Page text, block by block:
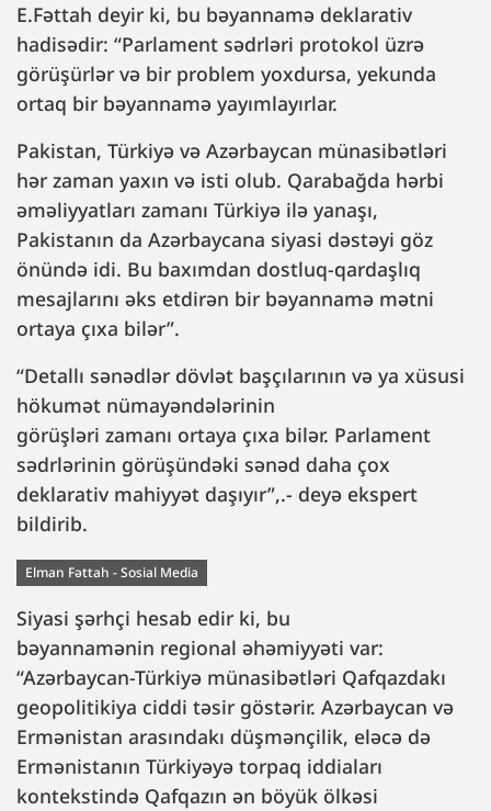
E.Fəttah deyir ki, bu bəyannamə deklarativ
hadisədir: “Parlament sədrləri protokol üzrə
görüşürlər və bir problem yoxdursa, yekunda
ortaq bir bəyannamə yayımlayırlar.
Pakistan, Türkiyə və Azərbaycan münasibətləri
hər zaman yaxın və isti olub. Qarabağda hərbi
əməliyyatları zamanı Türkiyə ilə yanaşı,
Pakistanın da Azərbaycana siyasi dəstəyi göz
önündə idi. Bu baxımdan dostluq-qardaşlıq
mesajlarını əks etdirən bir bəyannamə mətni
ortaya çıxa bilər”.
“Detallı sənədlər dövlət başçılarının və ya xüsusi
hökumət nümayəndələrinin
görüşləri zamanı ortaya çıxa bilər. Parlament
sədrlərinin görüşündəki sənəd daha çox
deklarativ mahiyyət daşıyır”,.- deyə ekspert
bildirib.
Elman Fəttah - Sosial Media
Siyasi şərhçi hesab edir ki, bu
bəyannamənin regional əhəmiyyəti var:
“Azərbaycan-Türkiyə münasibətləri Qafqazdakı
geopolitikiya ciddi təsir göstərir. Azərbaycan və
Ermənistan arasındakı düşmənçilik, eləcə də
Ermənistanın Türkiyəyə torpaq iddiaları
kontekstində Qafqazın ən böyük ölkəsi